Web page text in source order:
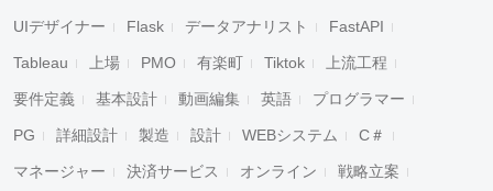
UIデザイナー Flask データアナリスト FastAPI
Tableau 上場 PMO 有楽町 Tiktok 上流工程
要件定義 基本設計 動画編集 英語 プログラマー
PG 詳細設計 製造 設計 WEBシステム C＃
マネージャー 決済サービス オンライン 戦略立案